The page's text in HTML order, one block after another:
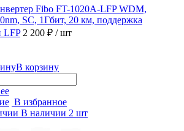
Fibo FT-1020A-LFP WDM,
SC, 1Гбит, 20 км, поддержка
LFP 2 200 ₽ / шт
В корзину
В избранное
В наличии 2 шт